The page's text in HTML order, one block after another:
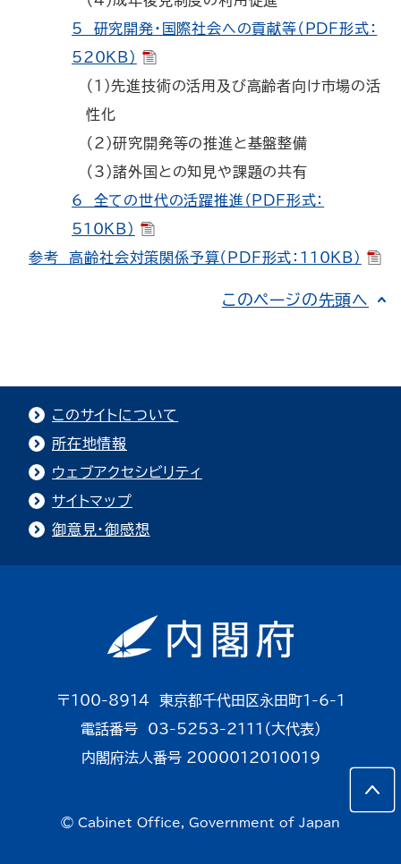
5 研究開発・国際社会への貢献等（PDF形式：
520KB）
（1）先進技術の活用及び高齢者向け市場の活
性化
（2）研究開発等の推進と基盤整備
（3）諸外国との知見や課題の共有
6 全ての世代の活躍推進（PDF形式：
510KB）
参考 高齢社会対策関係予算（PDF形式：110KB）
このページの先頭へ
このサイトについて
所在地情報
ウェブアクセシビリティ
サイトマップ
御意見・御感想
〒100-8914 東京都千代田区永田町1-6-1
電話番号 03-5253-2111（大代表）
内閣府法人番号 2000012010019
© Cabinet Office, Government of Japan